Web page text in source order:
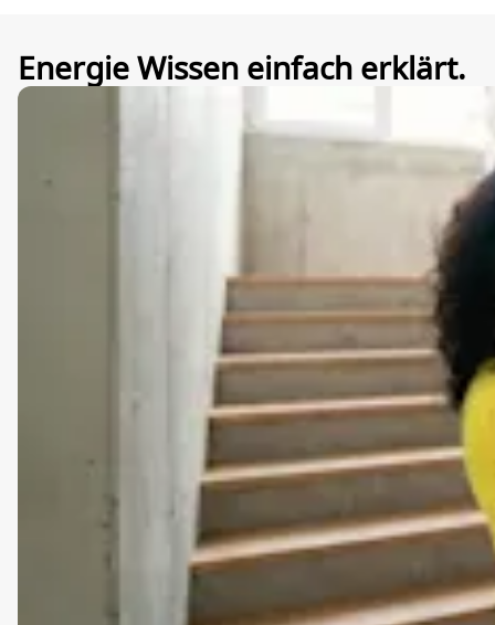
Energie Wissen einfach erklärt.